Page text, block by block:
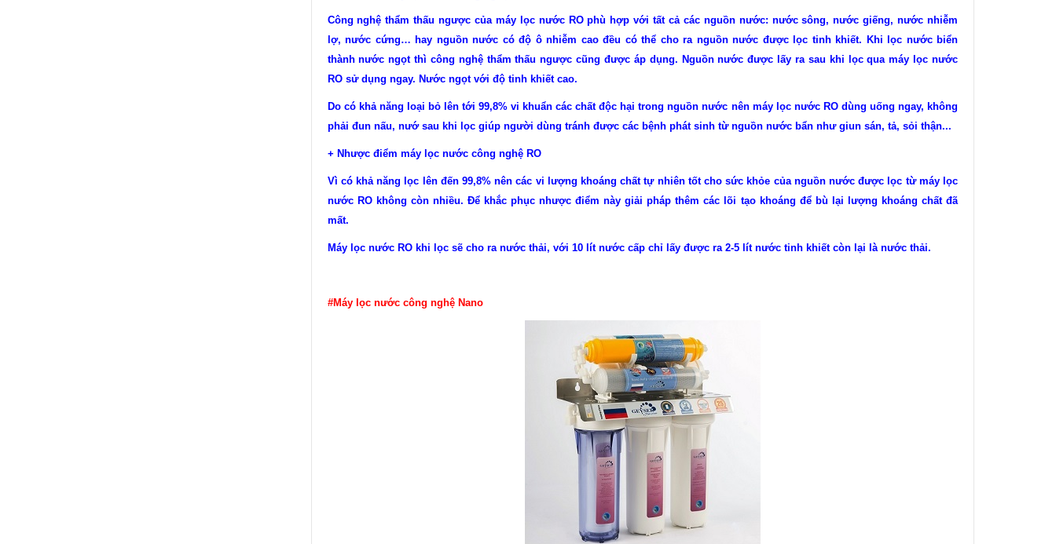
Công nghệ thẩm thấu ngược của máy lọc nước RO phù hợp với tất cả các nguồn nước: nước sông, nước giếng, nước nhiễm
lợ, nước cứng… hay nguồn nước có độ ô nhiễm cao đều có thể cho ra nguồn nước được lọc tinh khiết. Khi lọc nước biển
thành nước ngọt thì công nghệ thẩm thấu ngược cũng được áp dụng. Nguồn nước được lấy ra sau khi lọc qua máy lọc nước
RO sử dụng ngay. Nước ngọt với độ tinh khiết cao.
Do có khả năng loại bỏ lên tới 99,8% vi khuẩn các chất độc hại trong nguồn nước nên máy lọc nước RO dùng uống ngay, không
phải đun nấu, nướ sau khi lọc giúp người dùng tránh được các bệnh phát sinh từ nguồn nước bẩn như giun sán, tả, sỏi thận...
+ Nhược điểm máy lọc nước công nghệ RO
Vì có khả năng lọc lên đến 99,8% nên các vi lượng khoáng chất tự nhiên tốt cho sức khỏe của nguồn nước được lọc từ máy lọc
nước RO không còn nhiều. Để khắc phục nhược điểm này giải pháp thêm các lõi tạo khoáng để bù lại lượng khoáng chất đã
mất.
Máy lọc nước RO khi lọc sẽ cho ra nước thải, với 10 lít nước cấp chỉ lấy được ra 2-5 lít nước tinh khiết còn lại là nước thải.
#Máy lọc nước công nghệ Nano